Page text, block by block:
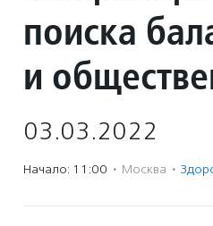
поиска
и
03.03.2022
Начало: 11:00 · Москва ·